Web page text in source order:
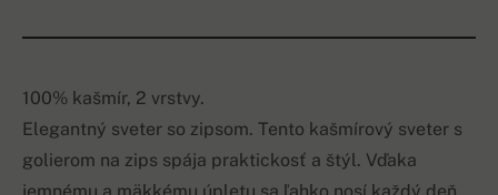
100% kašmír, 2 vrstvy.
Elegantný sveter so zipsom. Tento kašmírový sveter s
golierom na zips spája praktickosť a štýl. Vďaka